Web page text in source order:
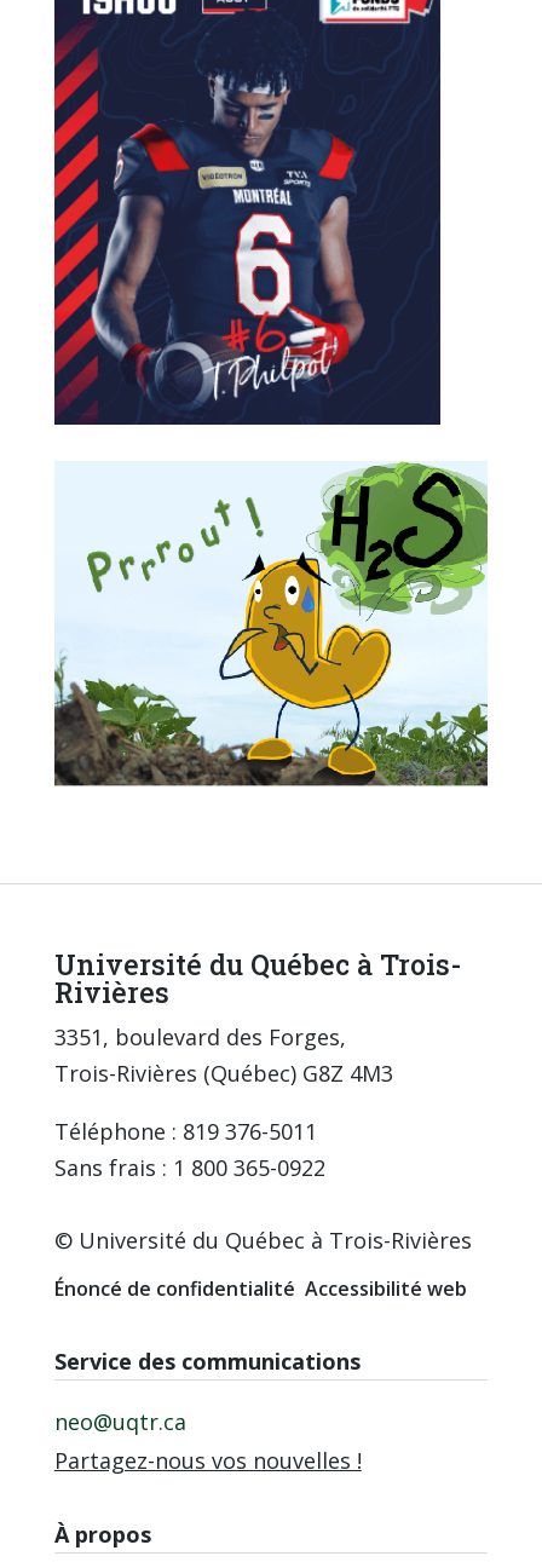
Université du Québec à Trois-
Rivières
3351, boulevard des Forges,
Trois-Rivières (Québec) G8Z 4M3
Téléphone : 819 376-5011
Sans frais : 1 800 365-0922
© Université du Québec à Trois-Rivières
Énoncé de confidentialité Accessibilité web
Service des communications
neo@uqtr.ca
Partagez-nous vos nouvelles !
À propos